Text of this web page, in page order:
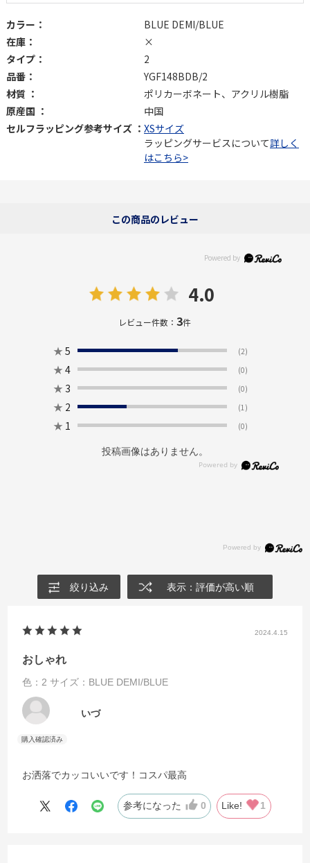
カラー：
BLUE DEMI/BLUE
在庫：
×
タイプ：
2
品番：
YGF148BDB/2
材質 ：
ポリカーボネート、アクリル樹脂
原産国 ：
中国
セルフラッピング参考サイズ ： XSサイズ
ラッピングサービスについて詳しく
はこちら>
この商品のレビュー
4.0
レビュー件数：3件
★ 5 (2)
★ 4 (0)
★ 3 (0)
★ 2 (1)
★ 1 (0)
投稿画像はありません。
絞り込み 表示：評価が高い順
2024.4.15
おしゃれ
色：2 サイズ：BLUE DEMI/BLUE
いづ
お洒落でカッコいいです！コスパ最高
参考になった 0 Like! 1